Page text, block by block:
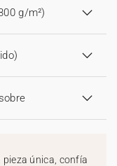
g/m²)
pieza única, confía